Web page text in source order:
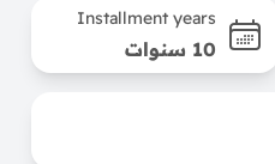
Installment years
10 سنوات